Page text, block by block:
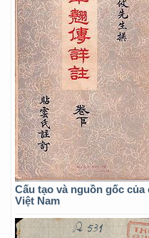
Cấu tạo và nguồn gốc
Việt Nam